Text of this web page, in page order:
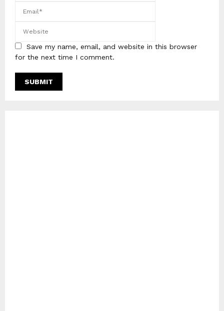
Save my name, email, and website in this browser
for the next time I comment.